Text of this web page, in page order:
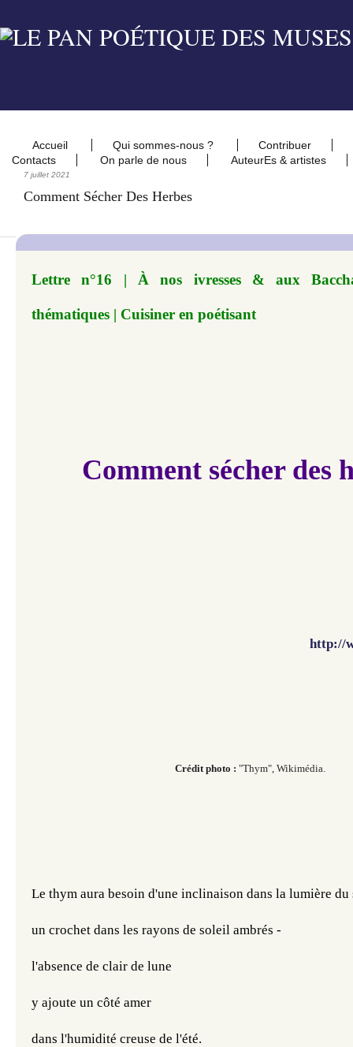
Accueil Qui sommes-nous ?
Contribuer
Contacts
On parle de nous AuteurEs & artistes
7 juillet 2021
Comment Sécher Des Herbes
Lettre n°16 | À nos ivresses & aux
thématiques | Cuisiner en poétisant
Comment sécher des
http://
Crédit photo : "Thym", Wikimédia.
Le thym aura besoin d'une inclinaison dans la lumière du
un crochet dans les rayons de soleil ambrés -
l'absence de clair de lune
y ajoute un côté amer
dans l'humidité creuse de l'été.